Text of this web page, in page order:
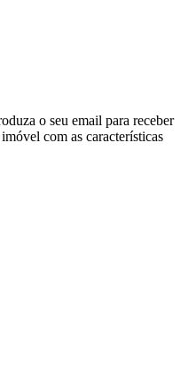
o seu email para receber
com as características